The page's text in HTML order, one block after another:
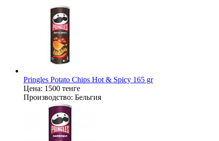
Pringles Potato Chips Hot & Spicy 165 gr
Цена: 1500 тенге
Производство: Бельгия